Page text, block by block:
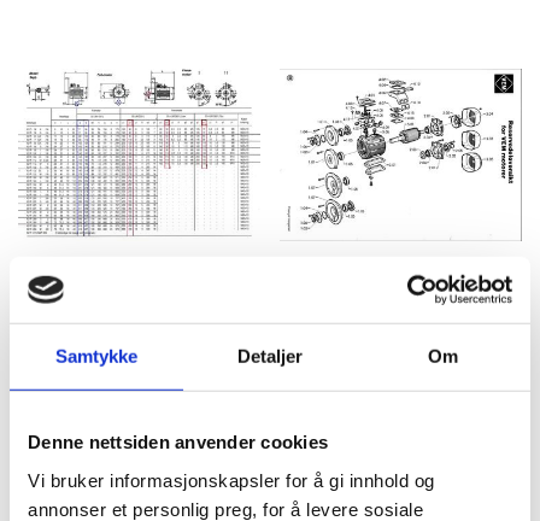
Samtykke Detaljer Om
Denne nettsiden anvender cookies
Vi bruker informasjonskapsler for å gi innhold og
annonser et personlig preg, for å levere sosiale